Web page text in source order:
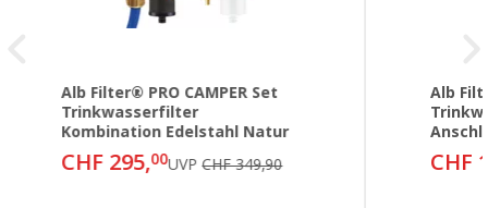
Alb Filter® PRO CAMPER Set
Trinkwasserfilter
Kombination Edelstahl Natur
CHF 295,00UVPCHF 349,90
Alb
CHF